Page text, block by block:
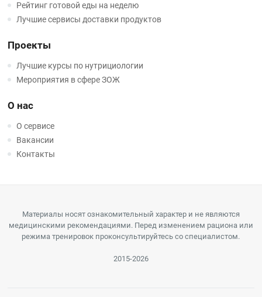
Рейтинг готовой еды на неделю
Лучшие сервисы доставки продуктов
Проекты
Лучшие курсы по нутрициологии
Мероприятия в сфере ЗОЖ
О нас
О сервисе
Вакансии
Контакты
Материалы носят ознакомительный характер и не являются
медицинскими рекомендациями. Перед изменением рациона или
режима тренировок проконсультируйтесь со специалистом.
2015-2026